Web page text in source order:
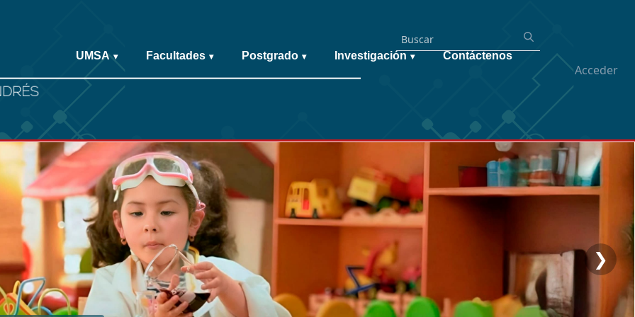
Acceder
UMSA ▾ Facultades ▾ Postgrado ▾ Investigación ▾ Contáctenos
❯